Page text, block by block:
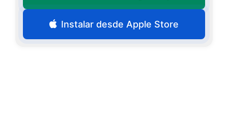
Instalar desde Apple Store